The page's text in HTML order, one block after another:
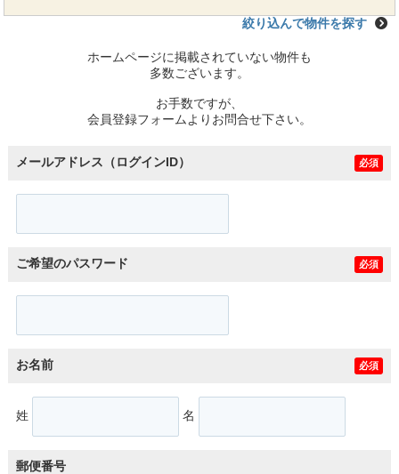
絞り込んで物件を探す
ホームページに掲載されていない物件も
多数ございます。
お手数ですが、
会員登録フォームよりお問合せ下さい。
メールアドレス（ログインID） 必須
ご希望のパスワード 必須
お名前 必須
姓 名
郵便番号